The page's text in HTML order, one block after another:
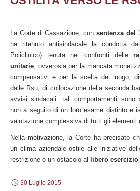
La Corte di Cassazione, consentenza del
ha ritenuto antisindacale la condotta
Policlinico) tenuta nei confronti delle
unitarie, ovverosia per la mancata
compensativi e per la scelta del luogo,
dalle Rsu, di collocazione della seconda
avvisi sindacali: tali comportamenti sono
non a seguito di un loro esame distinto e
valutazione complessiva di tutti gli elementi
Nella motivazione, la Corte ha precisato
un clima aziendale ostile alle iniziative
restrizione o un ostacolo al
libero
30 Luglio 2015